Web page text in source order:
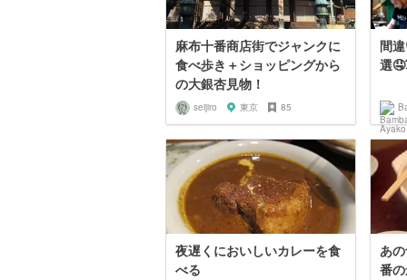
麻布十番商店街でジャンクに
食べ歩き＋ショッピングから
の大銀杏見物！
seijiro 東京 85
間
選
夜遅くにおいしいカレーを食
べる
あ
番